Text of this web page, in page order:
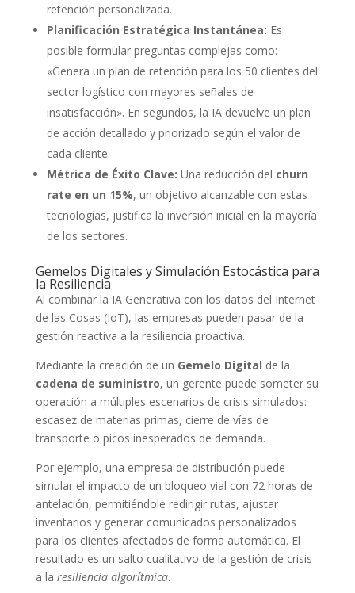
retención personalizada.
Planificación Estratégica Instantánea: Es
posible formular preguntas complejas como:
«Genera un plan de retención para los 50 clientes del
sector logístico con mayores señales de
insatisfacción». En segundos, la IA devuelve un plan
de acción detallado y priorizado según el valor de
cada cliente.
Métrica de Éxito Clave: Una reducción del churn
rate en un 15%, un objetivo alcanzable con estas
tecnologías, justifica la inversión inicial en la mayoría
de los sectores.
Gemelos Digitales y Simulación Estocástica para
la Resiliencia
Al combinar la IA Generativa con los datos del Internet
de las Cosas (IoT), las empresas pueden pasar de la
gestión reactiva a la resiliencia proactiva.
Mediante la creación de un Gemelo Digital de la
cadena de suministro, un gerente puede someter su
operación a múltiples escenarios de crisis simulados:
escasez de materias primas, cierre de vías de
transporte o picos inesperados de demanda.
Por ejemplo, una empresa de distribución puede
simular el impacto de un bloqueo vial con 72 horas de
antelación, permitiéndole redirigir rutas, ajustar
inventarios y generar comunicados personalizados
para los clientes afectados de forma automática. El
resultado es un salto cualitativo de la gestión de crisis
a la resiliencia algorítmica.